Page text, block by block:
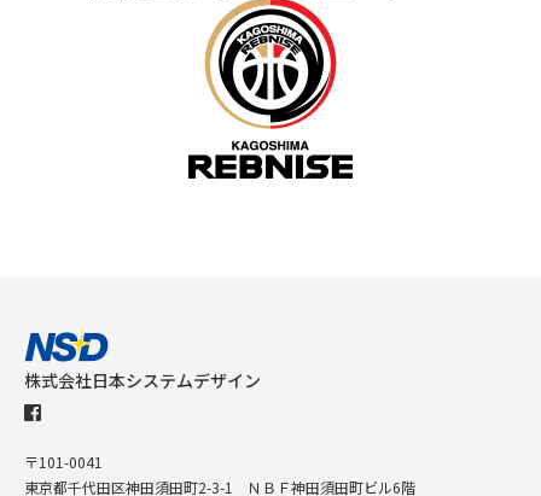
株式会社日本システムデザイン
〒101-0041
東京都千代田区神田須田町2-3-1 ＮＢＦ神田須田町ビル6階